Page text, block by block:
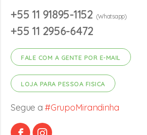
+55 11 91895-1152 (Whatsapp)
+55 11 2956-6472
FALE COM A GENTE POR E-MAIL
LOJA PARA PESSOA FISICA
Segue a#GrupoMirandinha